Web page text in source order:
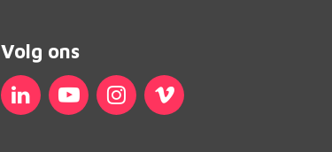
Volg ons
LinkedinYouTubeInstagram
Vimeo